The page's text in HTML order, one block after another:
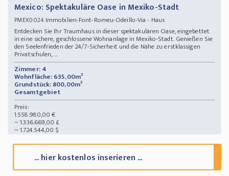
Mexico: Spektakuläre Oase in Mexiko-Stadt
PMEX0024Immobilien-Font-Romeu-Odeillo-Via - Haus
Entdecken Sie Ihr Traumhaus in dieser spektakulären Oase, eingebettet
in eine sichere, geschlossene Wohnanlage in Mexiko-Stadt. Genießen Sie
den Seelenfrieden der 24/7-Sicherheit und die Nähe zu erstklassigen
Privatschulen, ...
Zimmer: 4
Wohnfläche: 635,00m²
Grundstück: 800,00m²
Gesamtgebiet
Preis:
1.558.980,00 €
~ 1.336.669,00 £
~ 1.724.544,00 $
... hier kostenlos inserieren ...